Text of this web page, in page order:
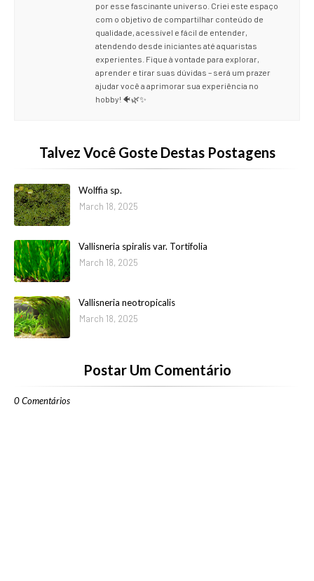
por esse fascinante universo. Criei este espaço
com o objetivo de compartilhar conteúdo de
qualidade, acessível e fácil de entender,
atendendo desde iniciantes até aquaristas
experientes. Fique à vontade para explorar,
aprender e tirar suas dúvidas – será um prazer
ajudar você a aprimorar sua experiência no
hobby! 🐠🌿✨
Talvez Você Goste Destas Postagens
Wolffia sp.
March 18, 2025
Vallisneria spiralis var. Tortifolia
March 18, 2025
Vallisneria neotropicalis
March 18, 2025
Postar Um Comentário
0 Comentários